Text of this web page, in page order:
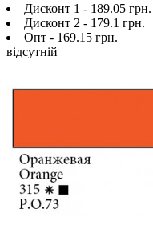
Дисконт 1 - 189.05 грн.
Дисконт 2 - 179.1 грн.
Опт - 169.15 грн.
відсутній